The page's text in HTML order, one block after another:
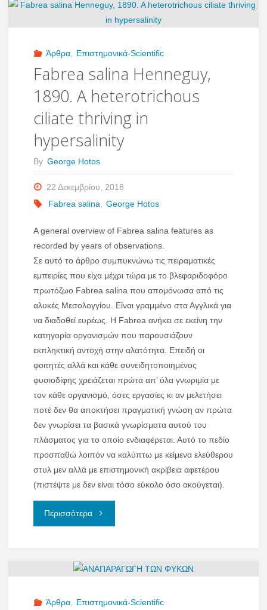
3ο
–
ΚΥΑΝΟΒΑΚΤΗΡΙΑ"
Άρθρα, Επιστημονικά-Scientific
Fabrea salina Henneguy,
1890. A heterotrichous
ciliate thriving in
hypersalinity
By George Hotos
22 Δεκεμβρίου, 2018
Fabrea salina, George Hotos
A general overview of Fabrea salina features as
recorded by years of observations.
Σε αυτό το άρθρο συμπυκνώνω τις πειραματικές
εμπειρίες που είχα μέχρι τώρα με το βλεφαριδοφόρο
πρωτόζωο Fabrea salina που απομόνωσα από τις
αλυκές Μεσολογγίου. Είναι γραμμένο στα Αγγλικά για
να διαδοθεί ευρέως. Η Fabrea ανήκει σε εκείνη την
κατηγορία οργανισμών που παρουσιάζουν
εκπληκτική αντοχή στην αλατότητα. Επειδή οι
φοιτητές αλλά και κάθε συνειδητοποιημένος
φυσιοδίφης χρειάζεται πρώτα απ’ όλα γνωριμία με
τον κάθε οργανισμό, όσες εργασίες κι αν μελετήσει
ποτέ δεν θα αποκτήσει πραγματική γνώση αν πρώτα
δεν γνωρίσει τα βασικά γνωρίσματα αυτού του
πλάσματος για το οποίο ενδιαφέρεται. Αυτό το πεδίο
προσπαθώ λοιπόν να καλύπτω με κείμενα ελεύθερου
στυλ μεν αλλά με επιστημονική ακρίβεια αφετέρου
(πιστέψτε με δεν είναι τόσο εύκολο όσο ακούγεται).
Περισσότερα"Fabrea
Henneguy,
Άρθρα, Επιστημονικά-Scientific